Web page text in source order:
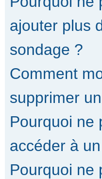
ajouter plus
sondage ?
Comment
supprimer
Pourquoi ne
accéder à
Pourquoi ne